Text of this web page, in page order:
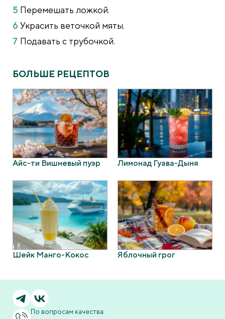
Перемешать ложкой.
Украсить веточкой мяты.
Подавать с трубочкой.
БОЛЬШЕ РЕЦЕПТОВ
Айс-ти Вишневый пуэр Лимонад Гуава-Дыня
Шейк Манго-Кокос Яблочный грог
По вопросам качества